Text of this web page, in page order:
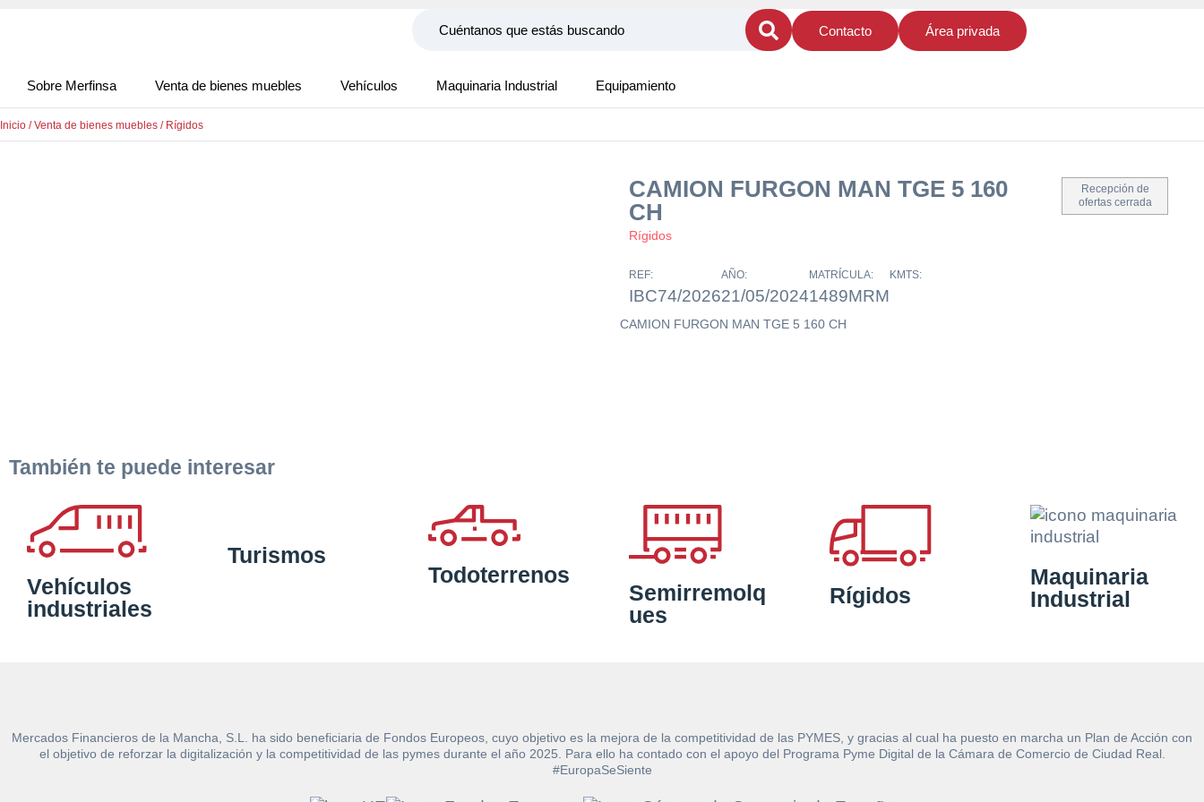
Contacto Área privada
Sobre Merfinsa Venta de bienes muebles Vehículos Maquinaria Industrial Equipamiento
Inicio /Venta de bienes muebles / Rígidos
CAMION FURGON MAN TGE 5 160
CH
Rígidos
Recepción de
ofertas cerrada
REF:
IBC74/2026
AÑO:
21/05/2024
MATRÍCULA:
1489MRM
KMTS:
CAMION FURGON MAN TGE 5 160 CH
También te puede interesar
Vehículos
industriales
Turismos
Todoterrenos
Semirremolq
ues
Rígidos
Maquinaria
Industrial
Mercados Financieros de la Mancha, S.L. ha sido beneficiaria de Fondos Europeos, cuyo objetivo es la mejora de la competitividad de las PYMES, y gracias al cual ha puesto en marcha un Plan de Acción con
el objetivo de reforzar la digitalización y la competitividad de las pymes durante el año 2025. Para ello ha contado con el apoyo del Programa Pyme Digital de la Cámara de Comercio de Ciudad Real.
#EuropaSeSiente